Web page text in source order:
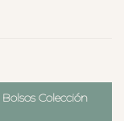
Bolsos Colección